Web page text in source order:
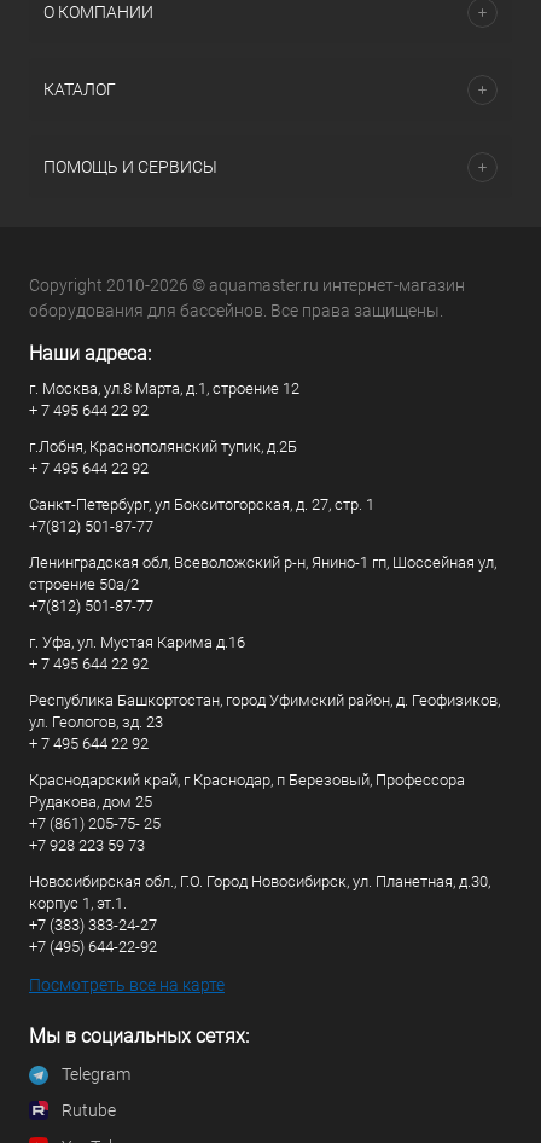
О КОМПАНИИ
КАТАЛОГ
ПОМОЩЬ И СЕРВИСЫ
Copyright 2010-2026 © aquamaster.ru интернет-магазин
оборудования для бассейнов. Все права защищены.
Наши адреса:
г. Москва, ул.8 Марта, д.1, строение 12
+ 7 495 644 22 92
г.Лобня, Краснополянский тупик, д.2Б
+ 7 495 644 22 92
Санкт-Петербург, ул Бокситогорская, д. 27, стр. 1
+7(812) 501-87-77
Ленинградская обл, Всеволожский р-н, Янино-1 гп, Шоссейная ул,
строение 50а/2
+7(812) 501-87-77
г. Уфа, ул. Мустая Карима д.16
+ 7 495 644 22 92
Республика Башкортостан, город Уфимский район, д. Геофизиков,
ул. Геологов, зд. 23
+ 7 495 644 22 92
Краснодарский край, г Краснодар, п Березовый, Профессора
Рудакова, дом 25
+7 (861) 205-75- 25
+7 928 223 59 73
Новосибирская обл., Г.О. Город Новосибирск, ул. Планетная, д.30,
корпус 1, эт.1.
+7 (383) 383-24-27
+7 (495) 644-22-92
Посмотреть все на карте
Мы в социальных сетях:
Telegram
Rutube